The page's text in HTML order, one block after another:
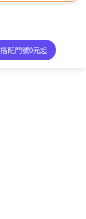
搭配門號0元起